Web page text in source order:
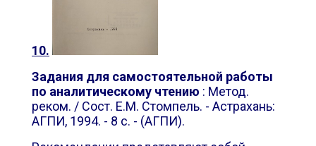
10.
Задания для самостоятельной работы
по аналитическому чтению : Метод.
реком. / Сост. Е.М. Стомпель. - Астрахань:
АГПИ, 1994. - 8 с. - (АГПИ).